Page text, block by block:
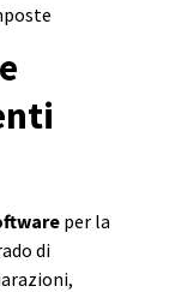
per la
di